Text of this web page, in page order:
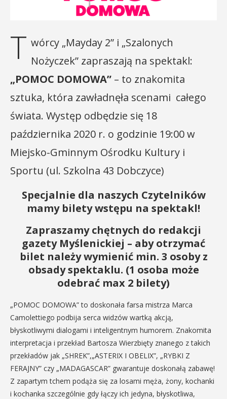
T wórcy „Mayday 2” i „Szalonych
Nożyczek” zapraszają na spektakl:
„POMOC DOMOWA” – to znakomita
sztuka, która zawładnęła scenami całego
świata. Występ odbędzie się 18
października 2020 r. o godzinie 19:00 w
Miejsko-Gminnym Ośrodku Kultury i
Sportu (ul. Szkolna 43 Dobczyce)
Specjalnie dla naszych Czytelników
mamy bilety wstępu na spektakl!
Zapraszamy chętnych do redakcji
gazety Myślenickiej – aby otrzymać
bilet należy wymienić min. 3 osoby z
obsady spektaklu. (1 osoba może
odebrać max 2 bilety)
„POMOC DOMOWA” to doskonała farsa mistrza Marca
Camolettiego podbija serca widzów wartką akcją,
błyskotliwymi dialogami i inteligentnym humorem. Znakomita
interpretacja i przekład Bartosza Wierzbięty znanego z takich
przekładów jak „SHREK”,„ASTERIX I OBELIX”, „RYBKI Z
FERAJNY” czy „MADAGASCAR” gwarantuje doskonałą zabawę!
Z zapartym tchem podąża się za losami męża, żony, kochanki
i kochanka szczególnie gdy łączy ich jedyna, błyskotliwa,